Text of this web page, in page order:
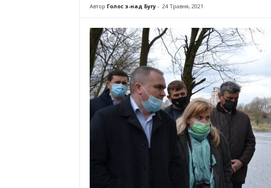
Автор Голос з-над Бугу- 24 Травня, 2021